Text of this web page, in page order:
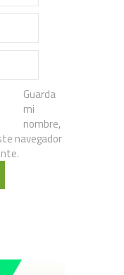
Guarda
mi
nombre,
navegador